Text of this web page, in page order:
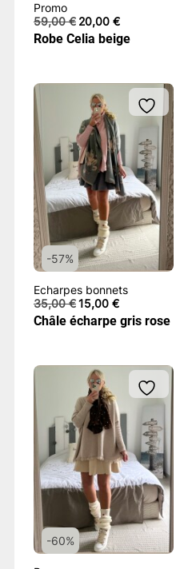
Promo
59,00€ Le
prix
initial
20,00 €Le
prix
actuel
Robe Celia beige
-57%
Echarpes bonnets
35,00€Le
prix
initial
15,00 €Le
prix
actuel
Châle écharpe gris rose
-60%